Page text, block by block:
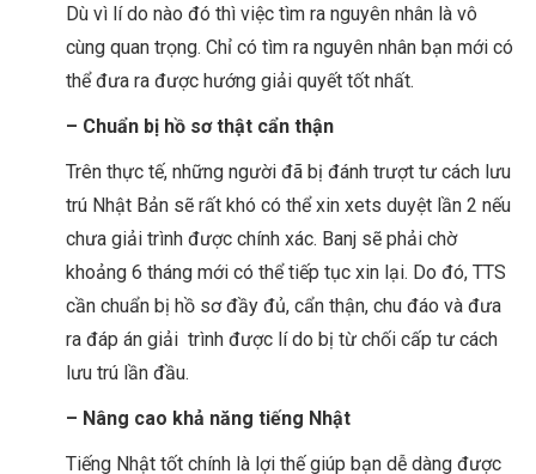
Dù vì lí do nào đó thì việc tìm ra nguyên nhân là vô
cùng quan trọng. Chỉ có tìm ra nguyên nhân bạn mới có
thể đưa ra được hướng giải quyết tốt nhất.
– Chuẩn bị hồ sơ thật cẩn thận
Trên thực tế, những người đã bị đánh trượt tư cách lưu
trú Nhật Bản sẽ rất khó có thể xin xets duyệt lần 2 nếu
chưa giải trình được chính xác. Banj sẽ phải chờ
khoảng 6 tháng mới có thể tiếp tục xin lại. Do đó, TTS
cần chuẩn bị hồ sơ đầy đủ, cẩn thận, chu đáo và đưa
ra đáp án giải trình được lí do bị từ chối cấp tư cách
lưu trú lần đầu.
– Nâng cao khả năng tiếng Nhật
Tiếng Nhật tốt chính là lợi thế giúp bạn dễ dàng được